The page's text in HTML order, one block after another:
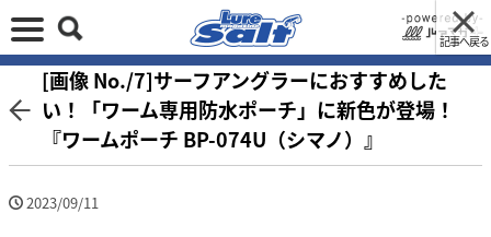
記事へ戻る
[画像 No./7]サーフアングラーにおすすめした
い！「ワーム専用防水ポーチ」に新色が登場！
『ワームポーチ BP-074U（シマノ）』
2023/09/11